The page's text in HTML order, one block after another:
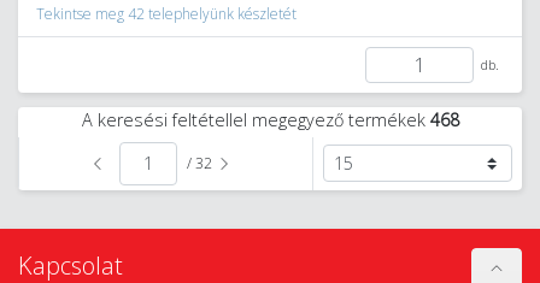
Tekintse meg 42 telephelyünk készletét
db.
A keresési feltétellel megegyező termékek 468
/ 32
Kapcsolat